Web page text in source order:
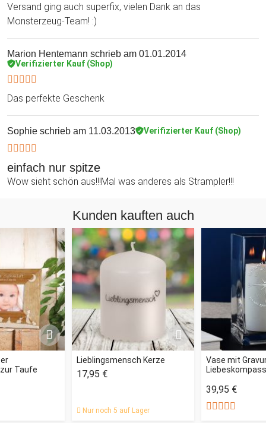
Versand ging auch superfix, vielen Dank an das
Monsterzeug-Team! :)
Marion Hentemann schrieb am 01.01.2014
Verifizierter Kauf (Shop)
Das perfekte Geschenk
Sophie schrieb am 11.03.2013 Verifizierter Kauf (Shop)
einfach nur spitze
Wow sieht schön aus!!!Mal was anderes als Strampler!!!
Kunden kauften auch
Taufe
Lieblingsmensch Kerze
17,95 €
Nur noch 5 auf Lager
Vase mit
Liebeskompass
39,95 €